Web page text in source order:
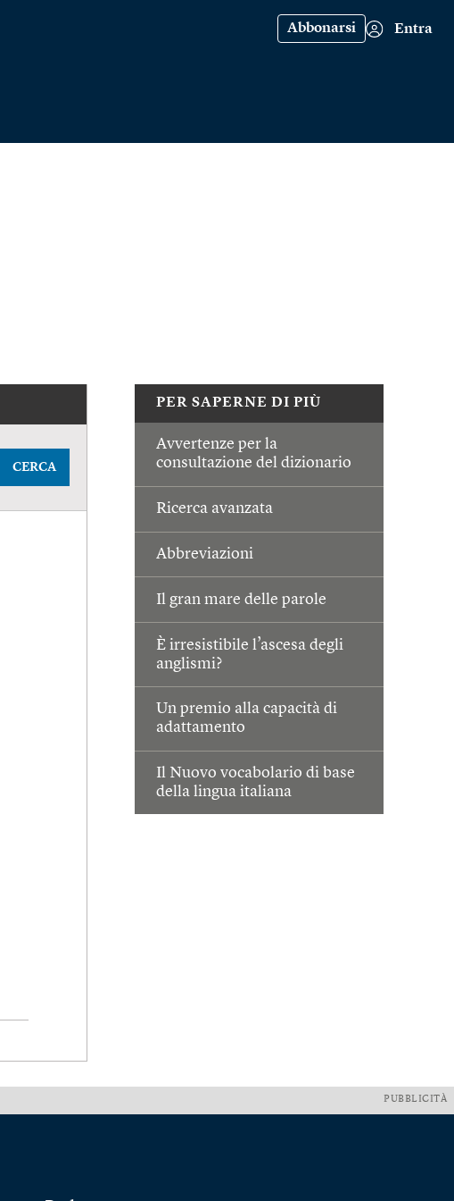
Abbonarsi Entra
PER SAPERNE DI PIÙ
Avvertenze per la
consultazione del dizionario
Ricerca avanzata
Abbreviazioni
Il gran mare delle parole
È irresistibile l’ascesa degli
anglismi?
Un premio alla capacità di
adattamento
Il Nuovo vocabolario di base
della lingua italiana
CERCA
PUBBLICITÀ